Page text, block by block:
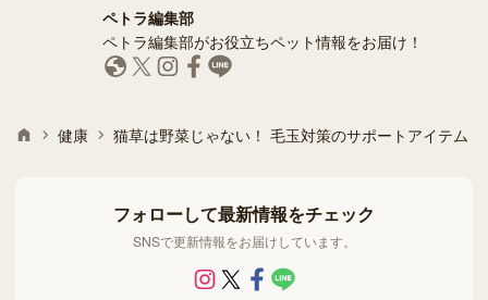
ペトラ編集部
ペトラ編集部がお役立ちペット情報をお届け！
健康 猫草は野菜じゃない！ 毛玉対策のサポートアイテム
フォローして最新情報をチェック
SNSで更新情報をお届けしています。